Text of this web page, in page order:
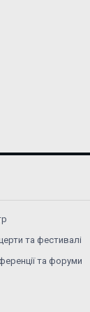
та фестивалі
та форуми